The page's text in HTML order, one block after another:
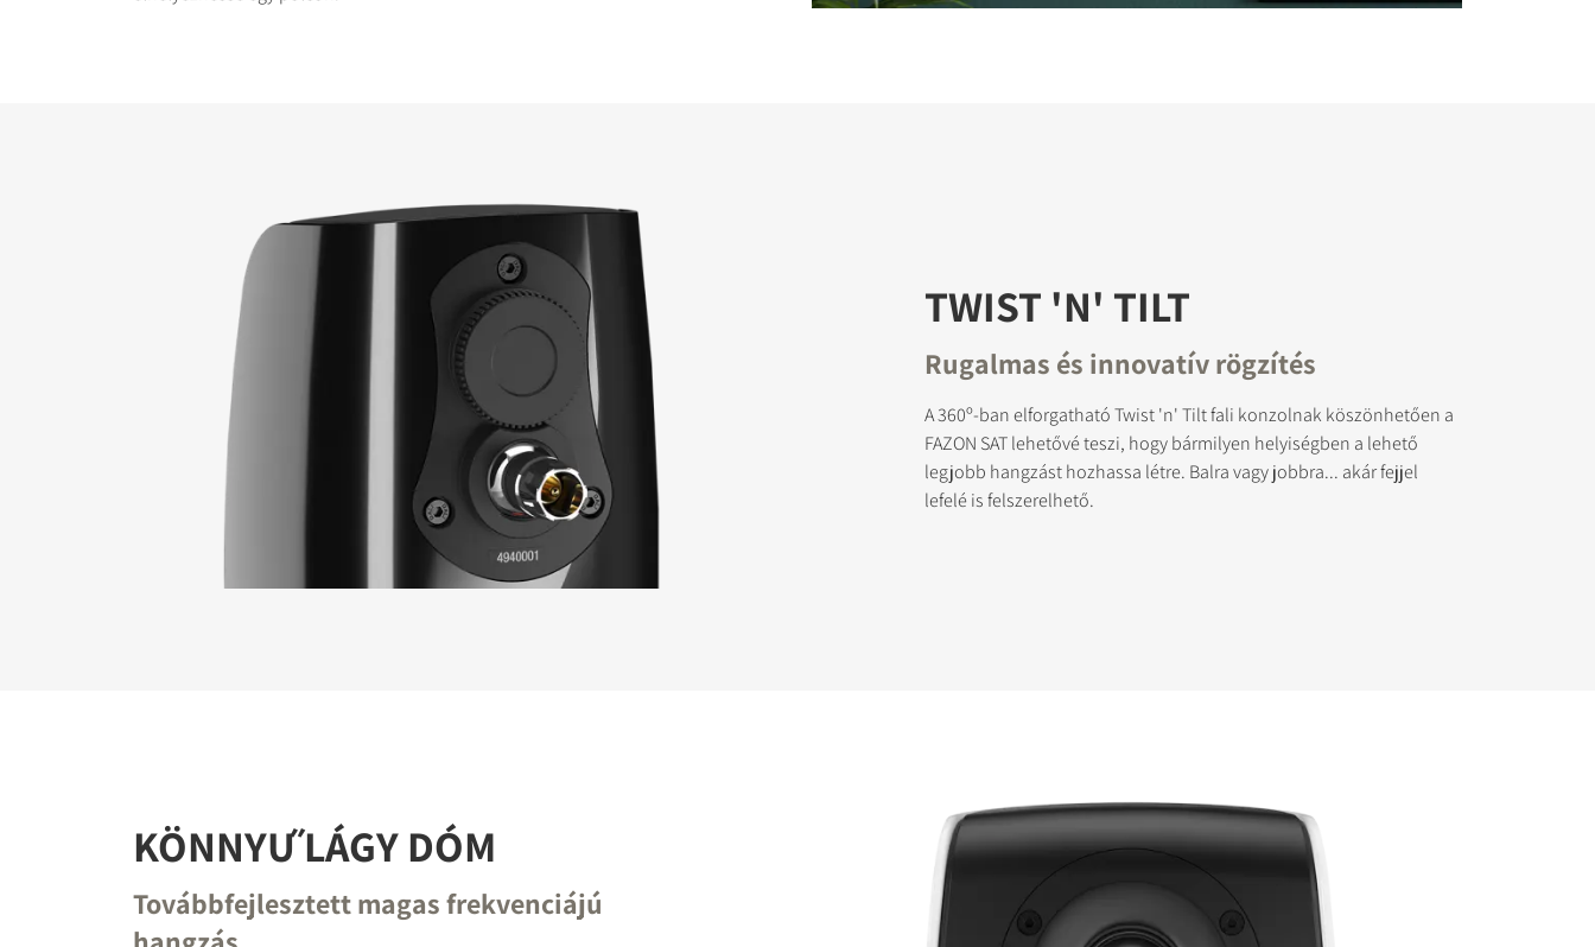
TWIST 'N' TILT
Rugalmas és innovatív rögzítés
A 360º-ban elforgatható Twist 'n' Tilt fali konzolnak köszönhetően a
FAZON SAT lehetővé teszi, hogy bármilyen helyiségben a lehető
legjobb hangzást hozhassa létre. Balra vagy jobbra... akár fejjel
lefelé is felszerelhető.
KÖNNYŰ LÁGY DÓM
Továbbfejlesztett magas frekvenciájú
REGISZTRÁLJON A LETÖLTÉSHEZ
Töltse ki az űrlapot, hogy azonnal hozzáférhessen a webhelyen található összes zárolt
letöltési fájlhoz.